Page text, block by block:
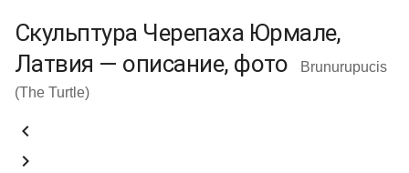
Скульптура Черепаха Юрмале,
Латвия — описание, фото
Brunurupucis
(The Turtle)

